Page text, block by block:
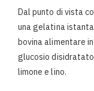
Dal punto di vista
una gelatina
bovina alimentare
glucosio
limone e lino.